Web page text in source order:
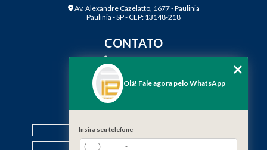
Av. Alexandre Cazelatto, 1677 - Paulinia
Paulínia - SP - CEP: 13148-218
CONTATO
(19) 3888-2923
(19) 99968-7979
contato@f12engenharia.com.br
MENU
HOME
QUEM SOMOS
Olá! Fale agora pelo WhatsApp
Insira seu telefone